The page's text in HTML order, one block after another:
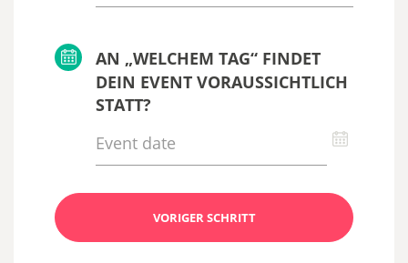
AN „WELCHEM TAG“ FINDET
DEIN EVENT VORAUSSICHTLICH
STATT?
VORIGER SCHRITT